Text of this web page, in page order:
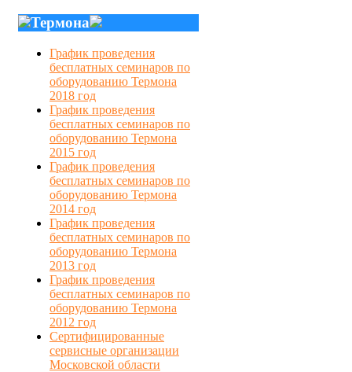
Термона
График проведения
бесплатных семинаров по
оборудованию Термона
2018 год
График проведения
бесплатных семинаров по
оборудованию Термона
2015 год
График проведения
бесплатных семинаров по
оборудованию Термона
2014 год
График проведения
бесплатных семинаров по
оборудованию Термона
2013 год
График проведения
бесплатных семинаров по
оборудованию Термона
2012 год
Сертифицированные
сервисные организации
Московской области